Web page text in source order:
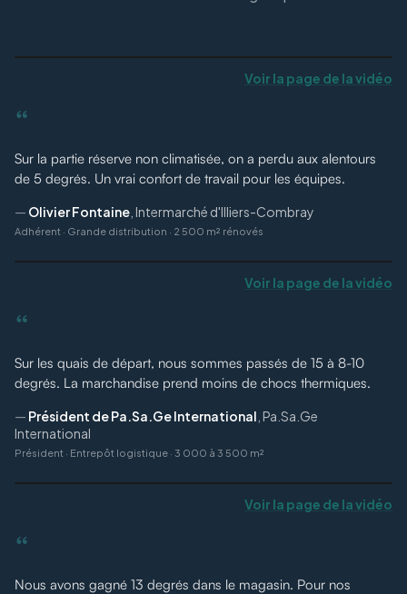
Voir la page de la vidéo
“
Sur la partie réserve non climatisée, on a perdu aux alentours
de 5 degrés. Un vrai confort de travail pour les équipes.
— Olivier Fontaine Intermarché d'Illiers-Combray
Adhérent · Grande distribution · 2 500 m² rénovés
Voir la page de la vidéo
“
Sur les quais de départ, nous sommes passés de 15 à 8-10
degrés. La marchandise prend moins de chocs thermiques.
— Président de Pa.Sa.Ge International Pa.Sa.Ge
International
Président · Entrepôt logistique · 3 000 à 3 500 m²
Voir la page de la vidéo
“
Nous avons gagné 13 degrés dans le magasin. Pour nos